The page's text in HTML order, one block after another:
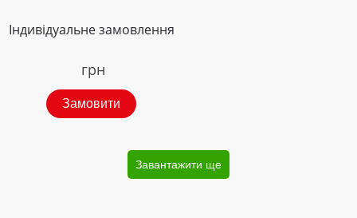
Індивідуальне замовлення
грн
Замовити
Завантажити ще